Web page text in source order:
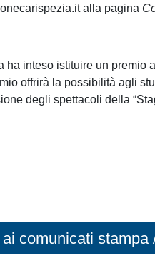
alla pagina
inteso istituire un premio
offrirà la possibilità agli
degli spettacoli della
ai comunicati stampa